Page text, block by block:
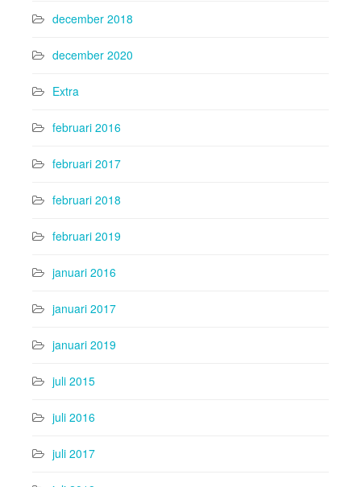
december 2018
december 2020
Extra
februari 2016
februari 2017
februari 2018
februari 2019
januari 2016
januari 2017
januari 2019
juli 2015
juli 2016
juli 2017